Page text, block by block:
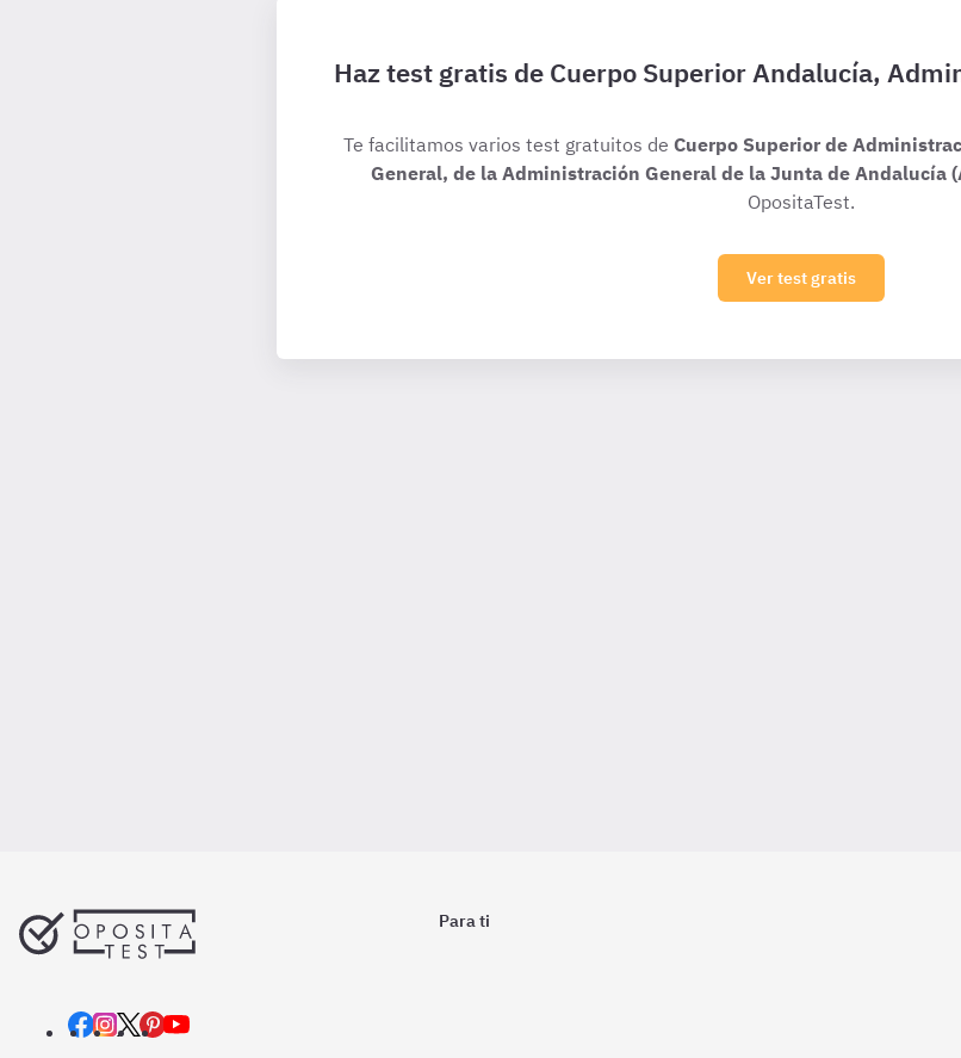
Haz test gratis de Cuerpo Superior Andalucía,
Te facilitamos varios test gratuitos de Cuerpo Superior de
General, de la Administración General de la Junta de Andalucía
OpositaTest.
Ver test gratis
Para ti